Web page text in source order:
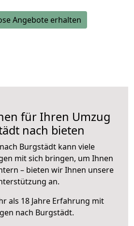
Angebote erhalten
für Ihren Umzug
nach bieten
nach Burgstädt kann viele
mit sich bringen, um Ihnen
– bieten wir Ihnen unsere
an.
als 18 Jahre Erfahrung mit
nach Burgstädt.